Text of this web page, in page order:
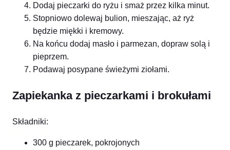
Dodaj pieczarki do ryżu i smaż przez kilka minut.
Stopniowo dolewaj bulion, mieszając, aż ryż
będzie miękki i kremowy.
Na końcu dodaj masło i parmezan, dopraw solą i
pieprzem.
Podawaj posypane świeżymi ziołami.
Zapiekanka z pieczarkami i brokułami
Składniki:
300 g pieczarek, pokrojonych